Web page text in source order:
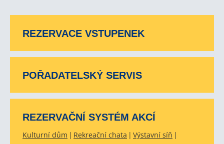
REZERVACE VSTUPENEK
POŘADATELSKÝ SERVIS
REZERVAČNÍ SYSTÉM AKCÍ
Kulturní dům Rekreační chata Výstavní síň